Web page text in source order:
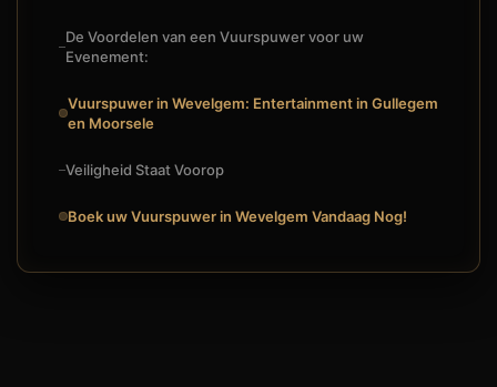
🔥VUURSHOW
De Voordelen van een Vuurspuwer voor uw
Evenement:
Vuurspuwer in Wevelgem: Entertainment in Gullegem
en Moorsele
Veiligheid Staat Voorop
Boek uw Vuurspuwer in Wevelgem Vandaag Nog!